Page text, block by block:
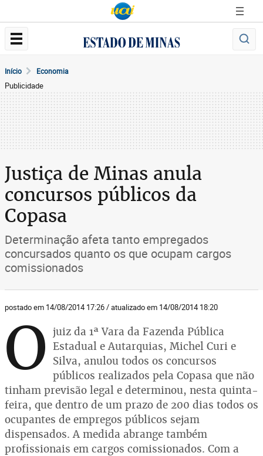
Início Economia
Publicidade
Justiça de Minas anula
concursos públicos da
Copasa
Determinação afeta tanto empregados
concursados quanto os que ocupam cargos
comissionados
postado em 14/08/2014 17:26 / atualizado em 14/08/2014 18:20
O juiz da 1ª Vara da Fazenda Pública
Estadual e Autarquias, Michel Curi e
Silva, anulou todos os concursos
públicos realizados pela Copasa que não
tinham previsão legal e determinou, nesta quinta-
feira, que dentro de um prazo de 200 dias todos os
ocupantes de empregos públicos sejam
dispensados. A medida abrange também
profissionais em cargos comissionados. Com a